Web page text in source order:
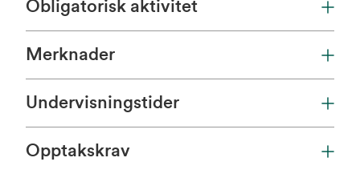
Obligatorisk aktivitet
Merknader
Undervisningstider
Opptakskrav